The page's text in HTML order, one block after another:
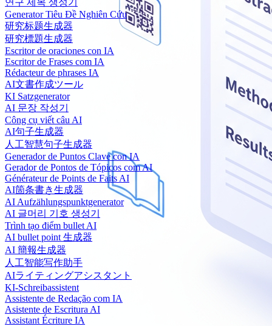
연구 제목 생성기
Generator Tiêu Đề Nghiên Cứu
研究标题生成器
研究標題生成器
Escritor de oraciones con IA
Escritor de Frases com IA
Rédacteur de phrases IA
AI文書作成ツール
KI Satzgenerator
AI 문장 작성기
Công cụ viết câu AI
AI句子生成器
人工智慧句子生成器
Generador de Puntos Clave con IA
Gerador de Pontos de Tópicos com AI
Générateur de Points de Faits AI
AI箇条書き生成器
AI Aufzählungspunktgenerator
AI 글머리 기호 생성기
Trình tạo điểm bullet AI
AI bullet point 生成器
AI 簡報生成器
人工智能写作助手
AIライティングアシスタント
KI-Schreibassistent
Assistente de Redação com IA
Asistente de Escritura AI
Assistant Écriture IA